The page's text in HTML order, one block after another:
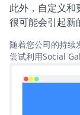
此外，自定义
很可能会引起新
随着您公司的持续
尝试利用Social